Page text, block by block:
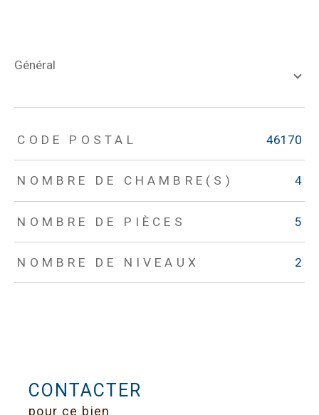
général
TRAD_ZEPHYR_Caracteristique TRAD_ZEPHYR_Valeurs
CODE POSTAL 46170
NOMBRE DE CHAMBRE(S) 4
NOMBRE DE PIÈCES 5
NOMBRE DE NIVEAUX 2
CONTACTER
pour ce bien